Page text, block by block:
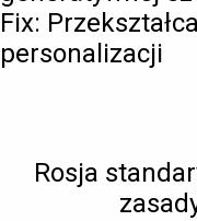
Rosja
Fix:
personalizacji